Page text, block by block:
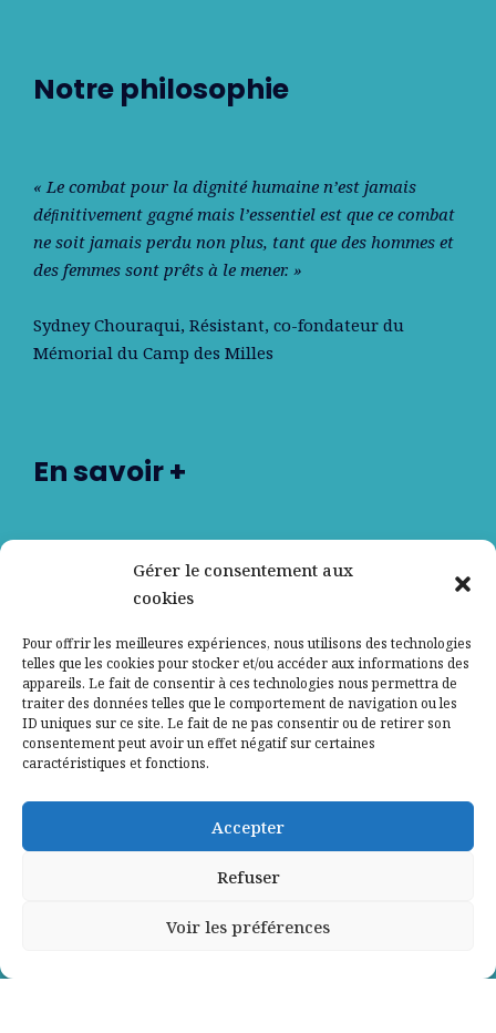
Gérer le consentement aux
cookies
Pour offrir les meilleures expériences, nous utilisons des technologies
telles que les cookies pour stocker et/ou accéder aux informations des
appareils. Le fait de consentir à ces technologies nous permettra de
traiter des données telles que le comportement de navigation ou les
ID uniques sur ce site. Le fait de ne pas consentir ou de retirer son
consentement peut avoir un effet négatif sur certaines
caractéristiques et fonctions.
Accepter
Refuser
Voir les préférences
Notre philosophie
« Le combat pour la dignité humaine n’est jamais
déﬁnitivement gagné mais l’essentiel est que ce combat
ne soit jamais perdu non plus, tant que des hommes et
des femmes sont prêts à le mener. »
Sydney Chouraqui, Résistant, co-fondateur du
Mémorial du Camp des Milles
En savoir +
Nos partenaires
Contactez-nous
Mentions légales